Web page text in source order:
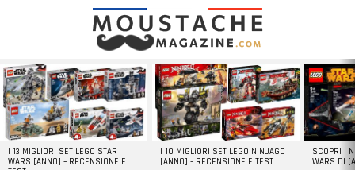
LATEST
STORIES
I 13 MIGLIORI SET LEGO STAR
WARS [ANNO] – RECENSIONE E
I 10 MIGLIORI SET LEGO NINJAGO
[ANNO] – RECENSIONE E TEST
SCOPRI I
WARS DI